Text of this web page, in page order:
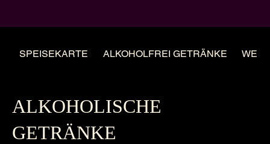
SPEISEKARTE ALKOHOLFREI GETRÄNKE
ALKOHOLISCHE
GETRÄNKE